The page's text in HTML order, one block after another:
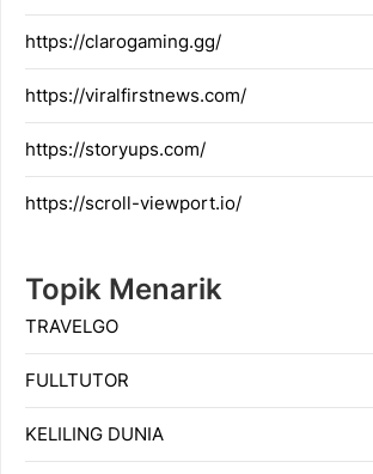
https://clarogaming.gg/
https://viralfirstnews.com/
https://storyups.com/
https://scroll-viewport.io/
Topik Menarik
TRAVELGO
FULLTUTOR
KELILING DUNIA